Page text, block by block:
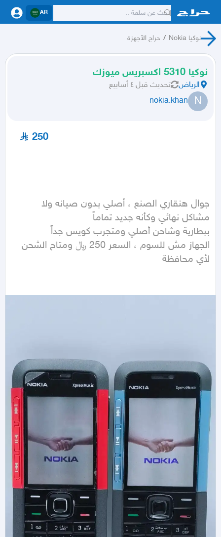
AR
نوكيا Nokia / حراج الأجهزة
نوكيا 5310 اكسبريس ميوزك
الرياض تحديث قبل ٤ أسابيع
N
nokia.khan
250
لأي محافظة